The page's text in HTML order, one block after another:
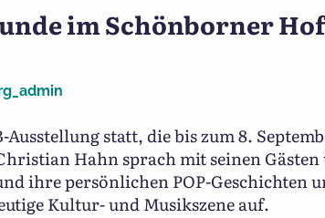
2024:im Schönborner
statt, die bis zum 8.
Hahn sprach mit seinen Gästen
ihre persönlichen POP-Geschichten
Kultur- und Musikszene auf.